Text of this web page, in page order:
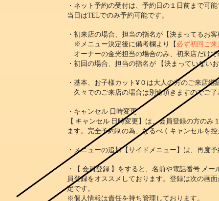
・ネット予約の受付は、予約日の１日前まで可
当日はTELでのみ予約可能です。
・ 初来店の場合、 担当の指名が【決まってるお
※メニュー決定後に備考欄より【必ず初回ご
オーナーの金光担当の場合のみ、初来店だけ
・初回の場合、担当の指名が 【決まっていない
・基本、お子様カット¥０は大人の方のご来店
久々でのご来店の場合は別途頂きますのでご
・キャンセル 日時変更
【 キャンセル 日時変更】は、会員登録の方の
ます。完全予約制の為、なるべくキャンセルを
・メニューの追加【サイドメニュー】は、再度
・【 会員登録 】をすると、名前や電話番号 メ
員登録をオススメしております。登録は次の画
定です。
※個人情報は責任を持ち管理しております。